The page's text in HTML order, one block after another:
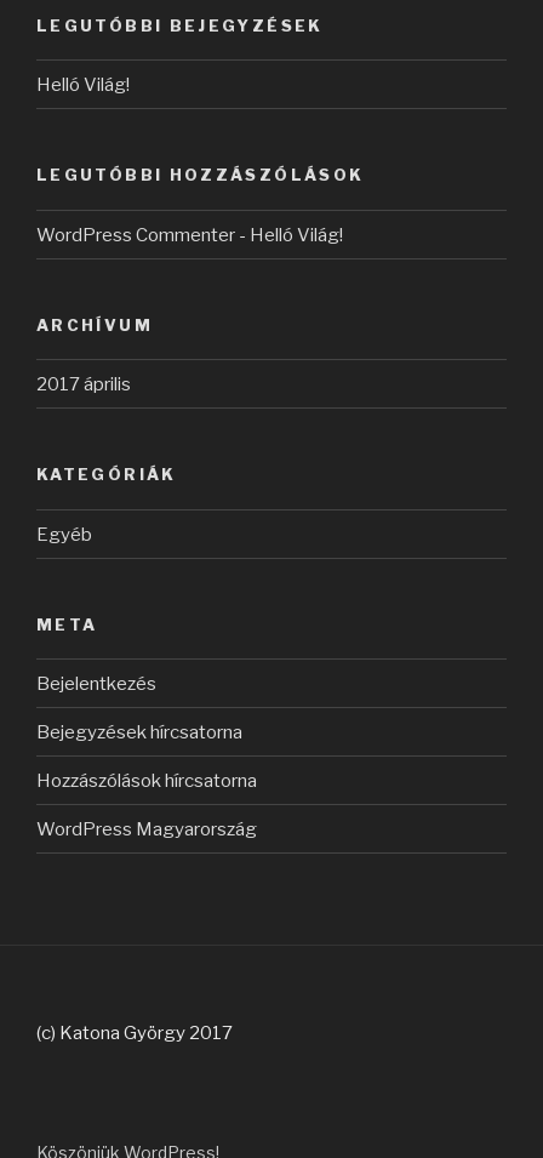
LEGUTÓBBI BEJEGYZÉSEK
Helló Világ!
LEGUTÓBBI HOZZÁSZÓLÁSOK
WordPress Commenter - Helló Világ!
ARCHÍVUM
2017 április
KATEGÓRIÁK
Egyéb
META
Bejelentkezés
Bejegyzések hírcsatorna
Hozzászólások hírcsatorna
WordPress Magyarország
(c) Katona György 2017
Köszönjük WordPress!